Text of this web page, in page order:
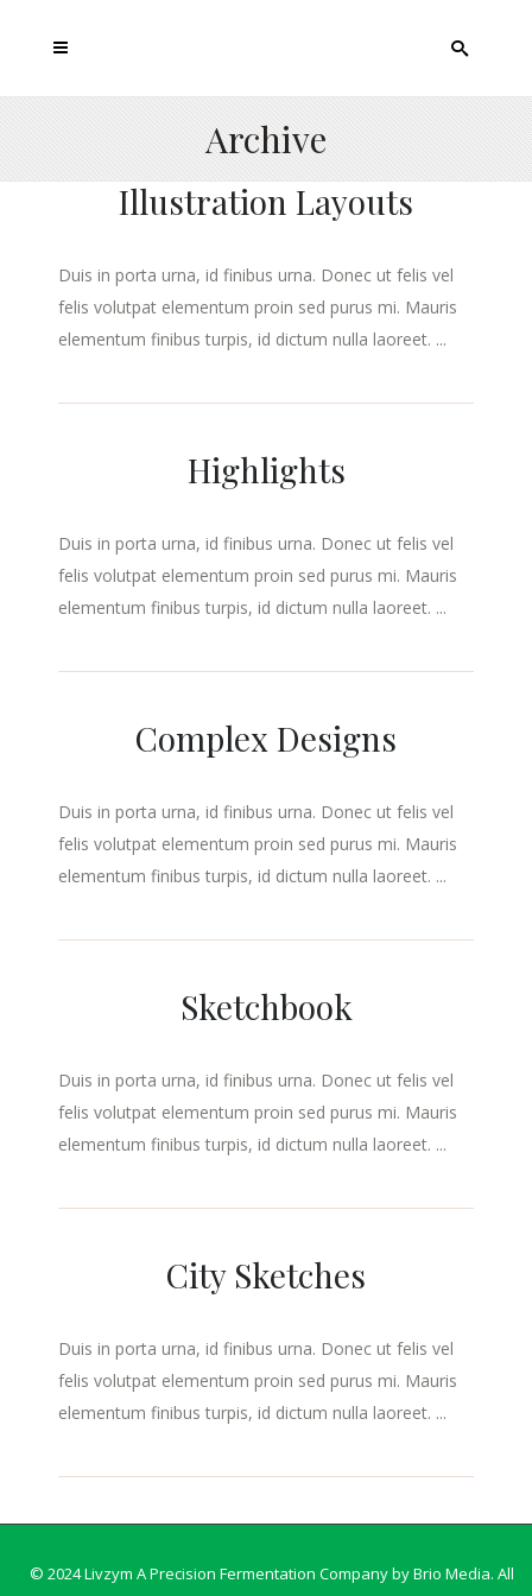
Archive
Illustration Layouts
Duis in porta urna, id finibus urna. Donec ut felis vel
felis volutpat elementum proin sed purus mi. Mauris
elementum finibus turpis, id dictum nulla laoreet. ...
Highlights
Duis in porta urna, id finibus urna. Donec ut felis vel
felis volutpat elementum proin sed purus mi. Mauris
elementum finibus turpis, id dictum nulla laoreet. ...
Complex Designs
Duis in porta urna, id finibus urna. Donec ut felis vel
felis volutpat elementum proin sed purus mi. Mauris
elementum finibus turpis, id dictum nulla laoreet. ...
Sketchbook
Duis in porta urna, id finibus urna. Donec ut felis vel
felis volutpat elementum proin sed purus mi. Mauris
elementum finibus turpis, id dictum nulla laoreet. ...
City Sketches
Duis in porta urna, id finibus urna. Donec ut felis vel
felis volutpat elementum proin sed purus mi. Mauris
elementum finibus turpis, id dictum nulla laoreet. ...
© 2024 Livzym A Precision Fermentation Company byBrio Media. All